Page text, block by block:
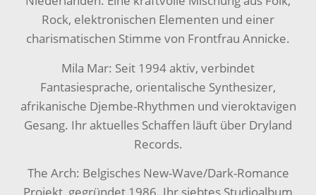
Rock, elektronischen Elementen und einer
charismatischen Stimme von Frontfrau Annicke.
Mila Mar: Seit 1994 aktiv, verbindet
Fantasiesprache, orientalische Synthesizer,
afrikanische Djembe-Rhythmen und vieroktavigen
Gesang. Ihr aktuelles Schaffen läuft über Dryland
Records.
The Arch: Belgisches New-Wave/Dark-Romance